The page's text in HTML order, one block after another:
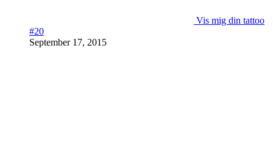
Vis mig din tattoo
#20
September 17, 2015